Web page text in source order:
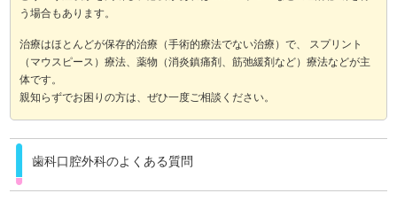
う場合もあります。
治療はほとんどが保存的治療（手術的療法でない治療）で、 スプリント
（マウスピース）療法、薬物（消炎鎮痛剤、筋弛緩剤など）療法などが主
体です。
親知らずでお困りの方は、ぜひ一度ご相談ください。
歯科口腔外科のよくある質問